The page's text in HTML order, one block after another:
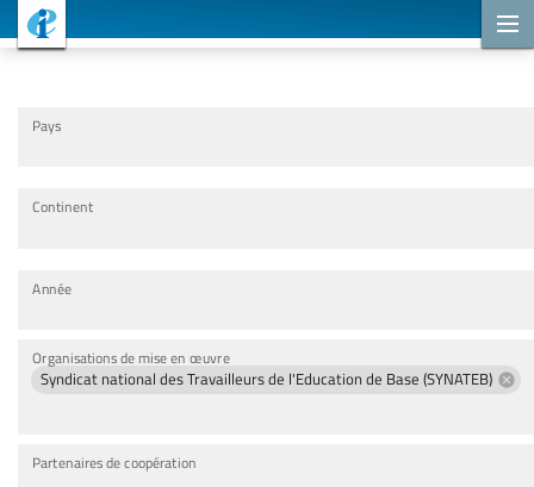
Pays
Continent
Année
Organisations de mise en œuvre
Syndicat national des Travailleurs de l'Education de Base (SYNATEB)
Partenaires de coopération